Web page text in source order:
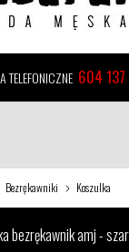
TELEFONICZNE 604
Bezrękawniki Koszulka
bezrękawnik amj -